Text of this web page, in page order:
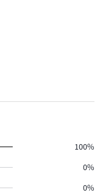
100%
0%
0%